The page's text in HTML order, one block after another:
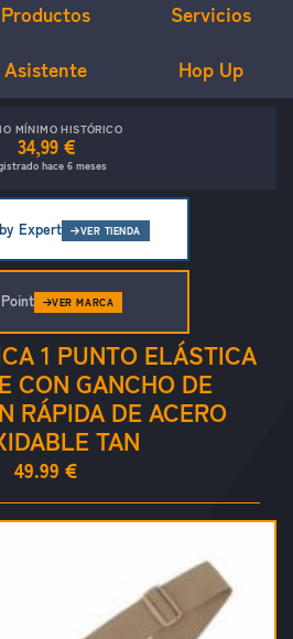
Productos Servicios
Asistente Hop Up
MÍNIMO HISTÓRICO
34,99 €
hace 6 meses
Expert VER TIENDA
1 PUNTO ELÁSTICA
CON GANCHO DE
RÁPIDA DE ACERO
TAN
49.99 €
Point VER MARCA